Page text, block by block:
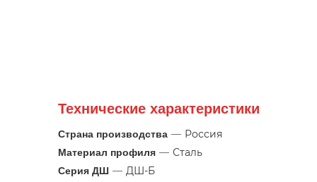
Технические характеристики
Страна производства — Россия
Материал профиля — Сталь
Серия ДШ — ДШ-Б